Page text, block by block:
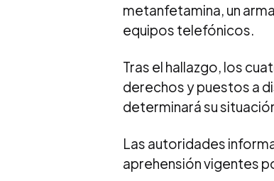
metanfetamina, un
equipos telefónicos.
Tras el hallazgo, los
derechos y puestos a
determinará su
Las autoridades
aprehensión vigentes